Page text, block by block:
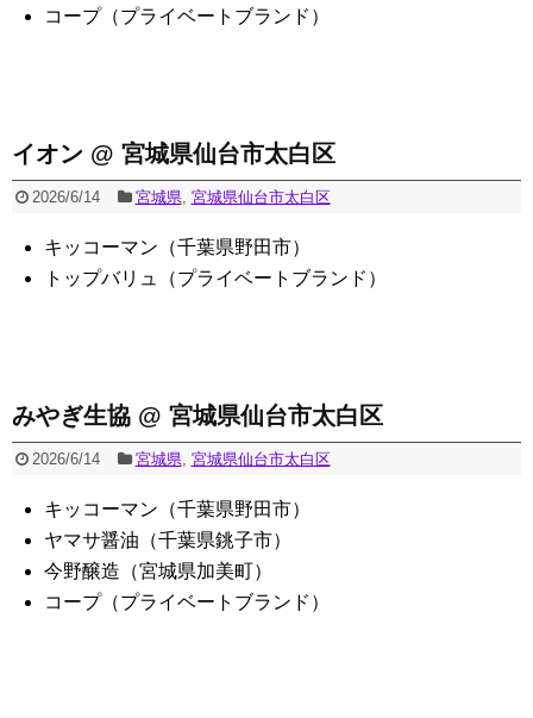
コープ（プライベートブランド）
イオン @ 宮城県仙台市太白区
2026/6/14 宮城県, 宮城県仙台市太白区
キッコーマン（千葉県野田市）
トップバリュ（プライベートブランド）
みやぎ生協 @ 宮城県仙台市太白区
2026/6/14 宮城県, 宮城県仙台市太白区
キッコーマン（千葉県野田市）
ヤマサ醤油（千葉県銚子市）
今野醸造（宮城県加美町）
コープ（プライベートブランド）